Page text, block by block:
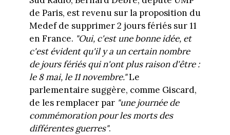
de Paris, est revenu sur la proposition du
Medef de supprimer 2 jours fériés sur 11
en France. "Oui, c'est une bonne idée, et
c'est évident qu'il y a un certain nombre
de jours fériés qui n'ont plus raison d'être :
le 8 mai, le 11 novembre."Le
parlementaire suggère, comme Giscard,
de les remplacer par "une journée de
commémoration pour les morts des
différentes guerres".